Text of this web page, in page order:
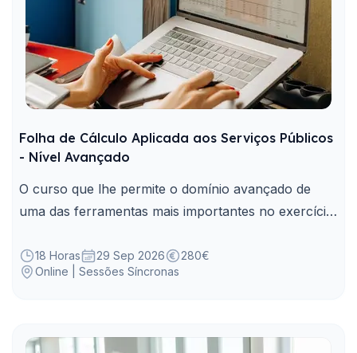
Folha de Cálculo Aplicada aos Serviços Públicos
- Nível Avançado
O curso que lhe permite o domínio avançado de
uma das ferramentas mais importantes no exercício
tarefas, elaborar reportes e relatórios técnicos.
18 Horas 29 Sep 2026
280€
Online | Sessões Síncronas